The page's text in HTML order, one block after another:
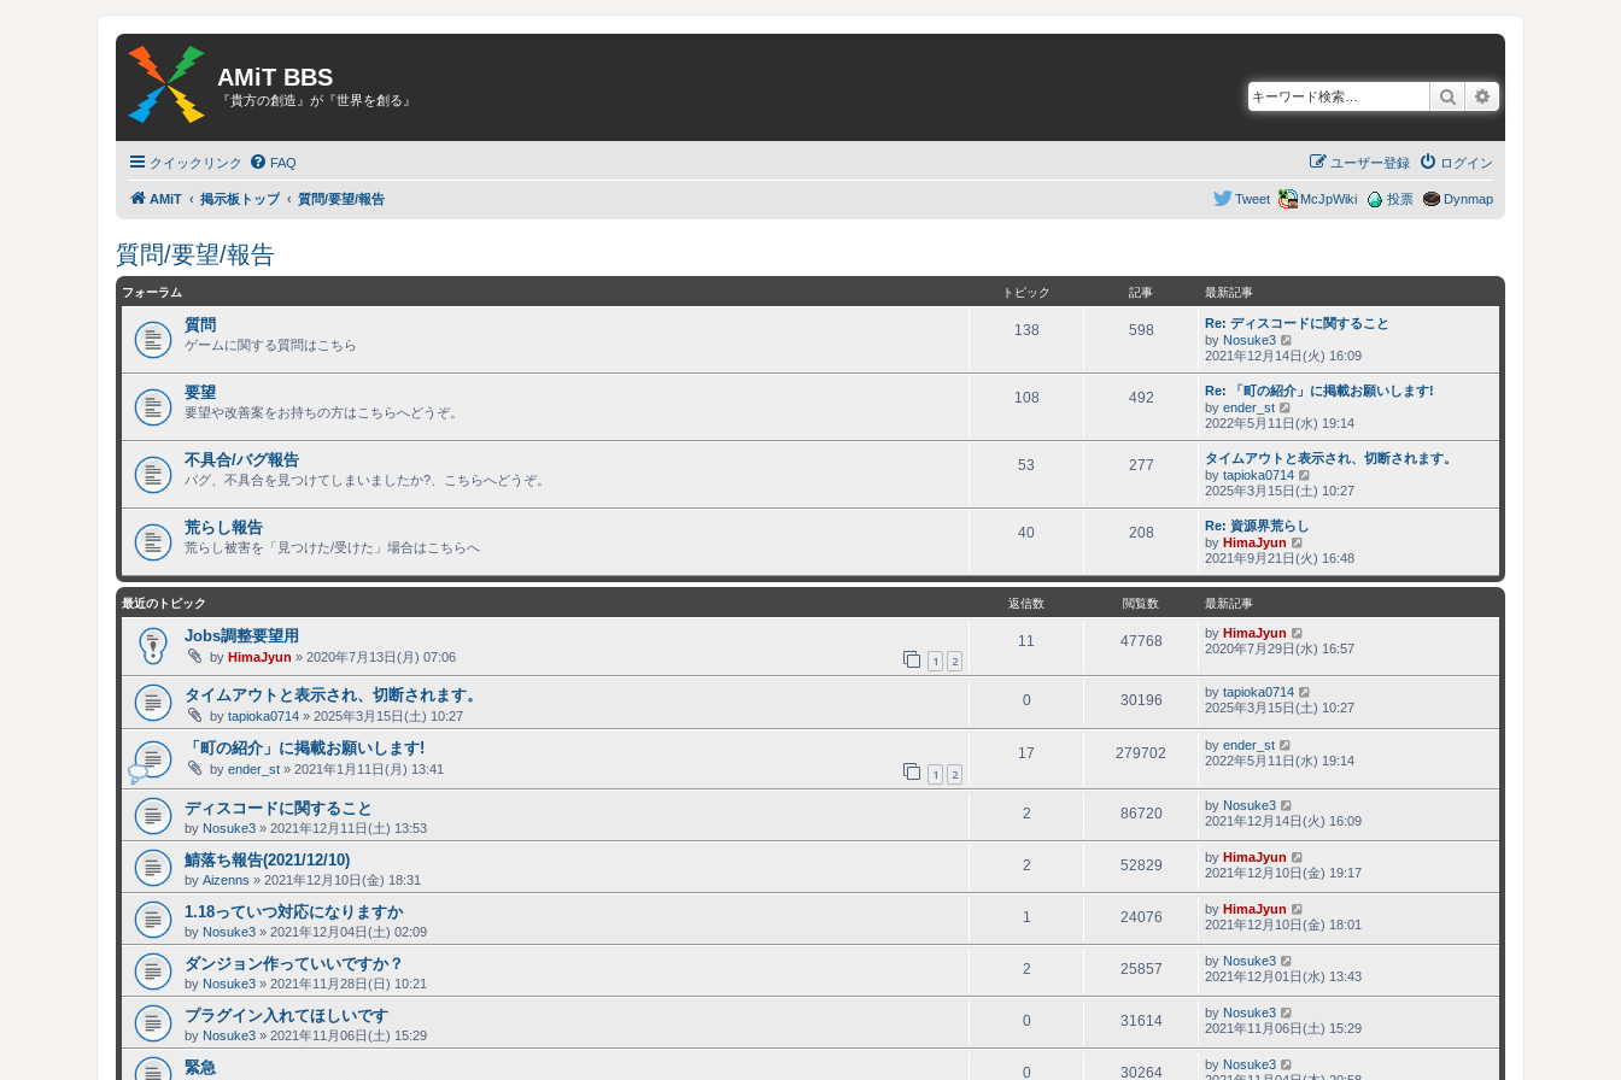
AMiT BBS
『貴方の創造』が『世界を創る』 検索
クイックリンク FAQ ログイン
ユーザー登録
AMiT 掲示板トップ 質問/要望/報告 Dynmap
投票
McJpWiki
Tweet
質問/要望/報告
フォーラム トピック 記事 最新記事
質問
ゲームに関する質問はこちら
138 598
Re: ディスコードに関すること
by Nosuke3
新
記
事
2021年12月14日(火) 16:09
要望
要望や改善案をお持ちの方はこちらへどうぞ。
108 492
Re: 「町の紹介」に掲載お願いします!
by ender_st
新
記
事
2022年5月11日(水) 19:14
不具合/バグ報告
バグ、不具合を見つけてしまいましたか?、こちらへどうぞ。
53 277
タイムアウトと表示され、切断されます。
by tapioka0714
新
記
2025年3月15日(土) 10:27
荒らし報告
荒らし被害を「見つけた/受けた」場合はこちらへ
40 208
Re: 資源界荒らし
by HimaJyun
新
記
2021年9月21日(火) 16:48
最近のトピック 返信数 閲覧数 最新記事
Jobs調整要望用
by HimaJyun » 2020年7月13日(月) 07:06 1 2
11 47768 by HimaJyun
2020年7月29日(水) 16:57
タイムアウトと表示され、切断されます。
by tapioka0714 » 2025年3月15日(土) 10:27
0 30196 by tapioka0714
2025年3月15日(土) 10:27
「町の紹介」に掲載お願いします!
by ender_st » 2021年1月11日(月) 13:41 1 2
17 279702 by ender_st
2022年5月11日(水) 19:14
ディスコードに関すること
by Nosuke3 » 2021年12月11日(土) 13:53
2 86720 by Nosuke3
2021年12月14日(火) 16:09
鯖落ち報告(2021/12/10)
by Aizenns » 2021年12月10日(金) 18:31
2 52829 by HimaJyun
2021年12月10日(金) 19:17
1.18っていつ対応になりますか
by Nosuke3 » 2021年12月04日(土) 02:09
1 24076 by HimaJyun
2021年12月10日(金) 18:01
ダンジョン作っていいですか？
by Nosuke3 » 2021年11月28日(日) 10:21
2 25857 by Nosuke3
2021年12月01日(水) 13:43
プラグイン入れてほしいです
by Nosuke3 » 2021年11月06日(土) 15:29
0 31614 by Nosuke3
2021年11月06日(土) 15:29
緊急 0 30264 by Nosuke3